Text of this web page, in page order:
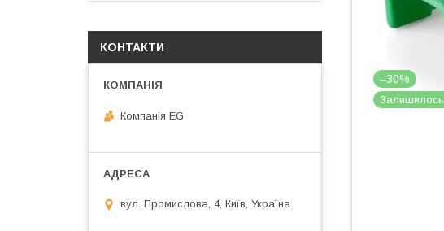
–30%
Залишилось
КОНТАКТИ
Компанія EG
вул. Промислова, 4, Київ, Україна